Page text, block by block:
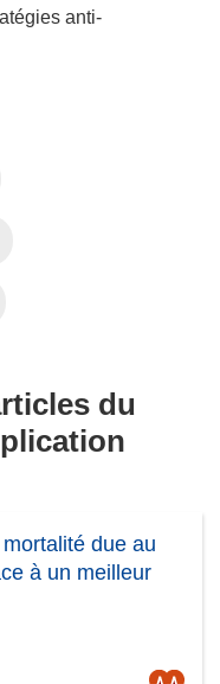
anti-
du
due au
à un meilleur